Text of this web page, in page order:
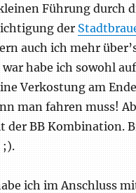
Führung durch
der
auch ich mehr
habe ich sowohl
Verkostung am
man fahren muss!
der BB Kombination.
;).
ich im Anschluss